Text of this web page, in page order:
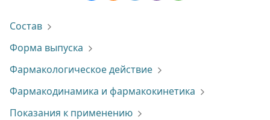
Состав
Форма выпуска
Фармакологическое действие
Фармакодинамика и фармакокинетика
Показания к применению